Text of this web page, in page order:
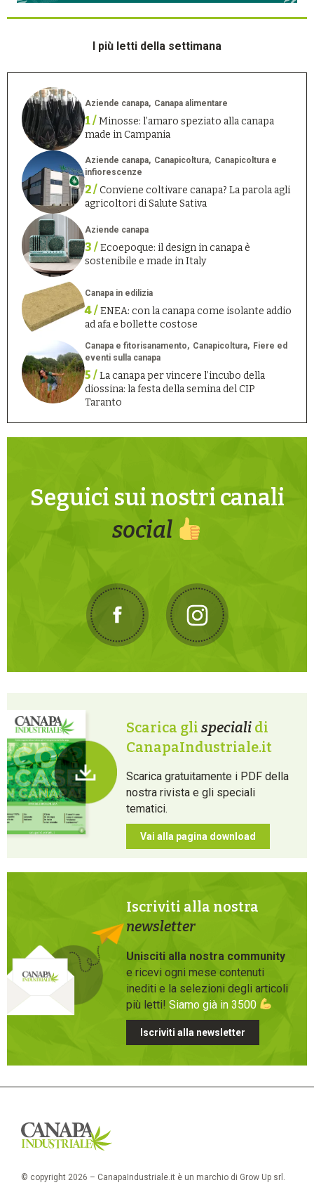
I più letti della settimana
Aziende canapa Canapa alimentare
1 /Minosse: l’amaro speziato alla canapa
made in Campania
Aziende canapa Canapicoltura
Canapicoltura e
infiorescenze
2 /Conviene coltivare canapa? La parola agli
agricoltori di Salute Sativa
Aziende canapa
3 /Ecoepoque: il design in canapa è
sostenibile e made in Italy
Canapa in edilizia
4 /ENEA: con la canapa come isolante addio
ad afa e bollette costose
Canapa e fitorisanamento Canapicoltura
Fiere ed
eventi sulla canapa
5 /La canapa per vincere l’incubo della
diossina: la festa della semina del CIP
Taranto
Seguici sui nostri canali
social
Scarica gli speciali di
CanapaIndustriale.it
Scarica gratuitamente i PDF della
nostra rivista e gli speciali
tematici.
Vai alla pagina download
Iscriviti alla nostra
newsletter
Unisciti alla nostra community
e ricevi ogni mese contenuti
inediti e la selezioni degli articoli
più letti! Siamo già in 3500
Iscriviti alla newsletter
© copyright 2026 – CanapaIndustriale.it è un marchio di Grow Up srl.